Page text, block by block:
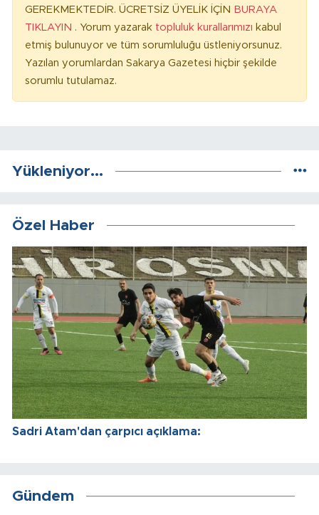
GEREKMEKTEDİR. ÜCRETSİZ ÜYELİK İÇİN BURAYA
TIKLAYIN . Yorum yazarak topluluk kurallarımızı kabul
etmiş bulunuyor ve tüm sorumluluğu üstleniyorsunuz.
Yazılan yorumlardan Sakarya Gazetesi hiçbir şekilde
sorumlu tutulamaz.
Yükleniyor...
Özel Haber
Sadri Atam'dan çarpıcı açıklama:
Gündem